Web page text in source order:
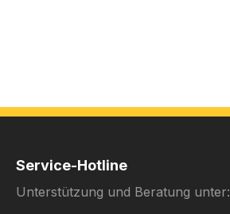
Service-Hotline
Unterstützung und Beratung unter: